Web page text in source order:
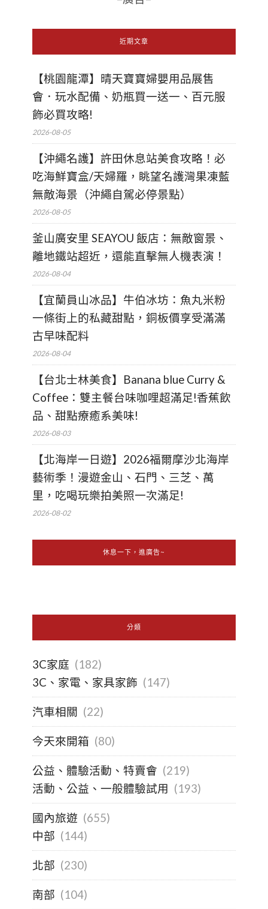
近期文章
【桃園龍潭】晴天寶寶婦嬰用品展售
會．玩水配備、奶瓶買一送一、百元服
飾必買攻略!
2026-08-05
【沖繩名護】許田休息站美食攻略！必
吃海鮮寶盒/天婦羅，眺望名護灣果凍藍
無敵海景（沖繩自駕必停景點）
2026-08-05
釜山廣安里 SEAYOU 飯店：無敵窗景、
離地鐵站超近，還能直擊無人機表演！
2026-08-04
【宜蘭員山冰品】牛伯冰坊：魚丸米粉
一條街上的私藏甜點，銅板價享受滿滿
古早味配料
2026-08-04
【台北士林美食】Banana blue Curry &
Coffee：雙主餐台味咖哩超滿足!香蕉飲
品、甜點療癒系美味!
2026-08-03
【北海岸一日遊】2026福爾摩沙北海岸
藝術季！漫遊金山、石門、三芝、萬
里，吃喝玩樂拍美照一次滿足!
2026-08-02
休息一下，進廣告~
分類
3C家庭 (182)
3C、家電、家具家飾 (147)
汽車相關 (22)
今天來開箱 (80)
公益、體驗活動、特賣會 (219)
活動、公益、一般體驗試用 (193)
國內旅遊 (655)
中部 (144)
北部 (230)
南部 (104)